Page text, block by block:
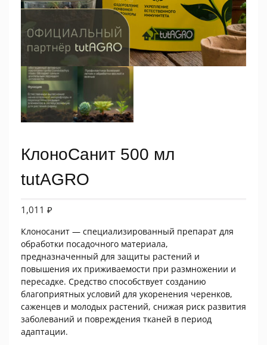
КлоноCанит 500 мл
tutAGRO
1,011 ₽
Клоносанит — специализированный препарат для
обработки посадочного материала,
предназначенный для защиты растений и
повышения их приживаемости при размножении и
пересадке. Средство способствует созданию
благоприятных условий для укоренения черенков,
саженцев и молодых растений, снижая риск развития
заболеваний и повреждения тканей в период
адаптации.